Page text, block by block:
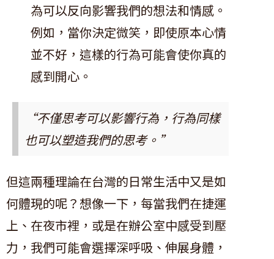
為可以反向影響我們的想法和情感。
例如，當你決定微笑，即使原本心情
並不好，這樣的行為可能會使你真的
感到開心。
“不僅思考可以影響行為，行為同樣
也可以塑造我們的思考。”
但這兩種理論在台灣的日常生活中又是如
何體現的呢？想像一下，每當我們在捷運
上、在夜市裡，或是在辦公室中感受到壓
力，我們可能會選擇深呼吸、伸展身體，